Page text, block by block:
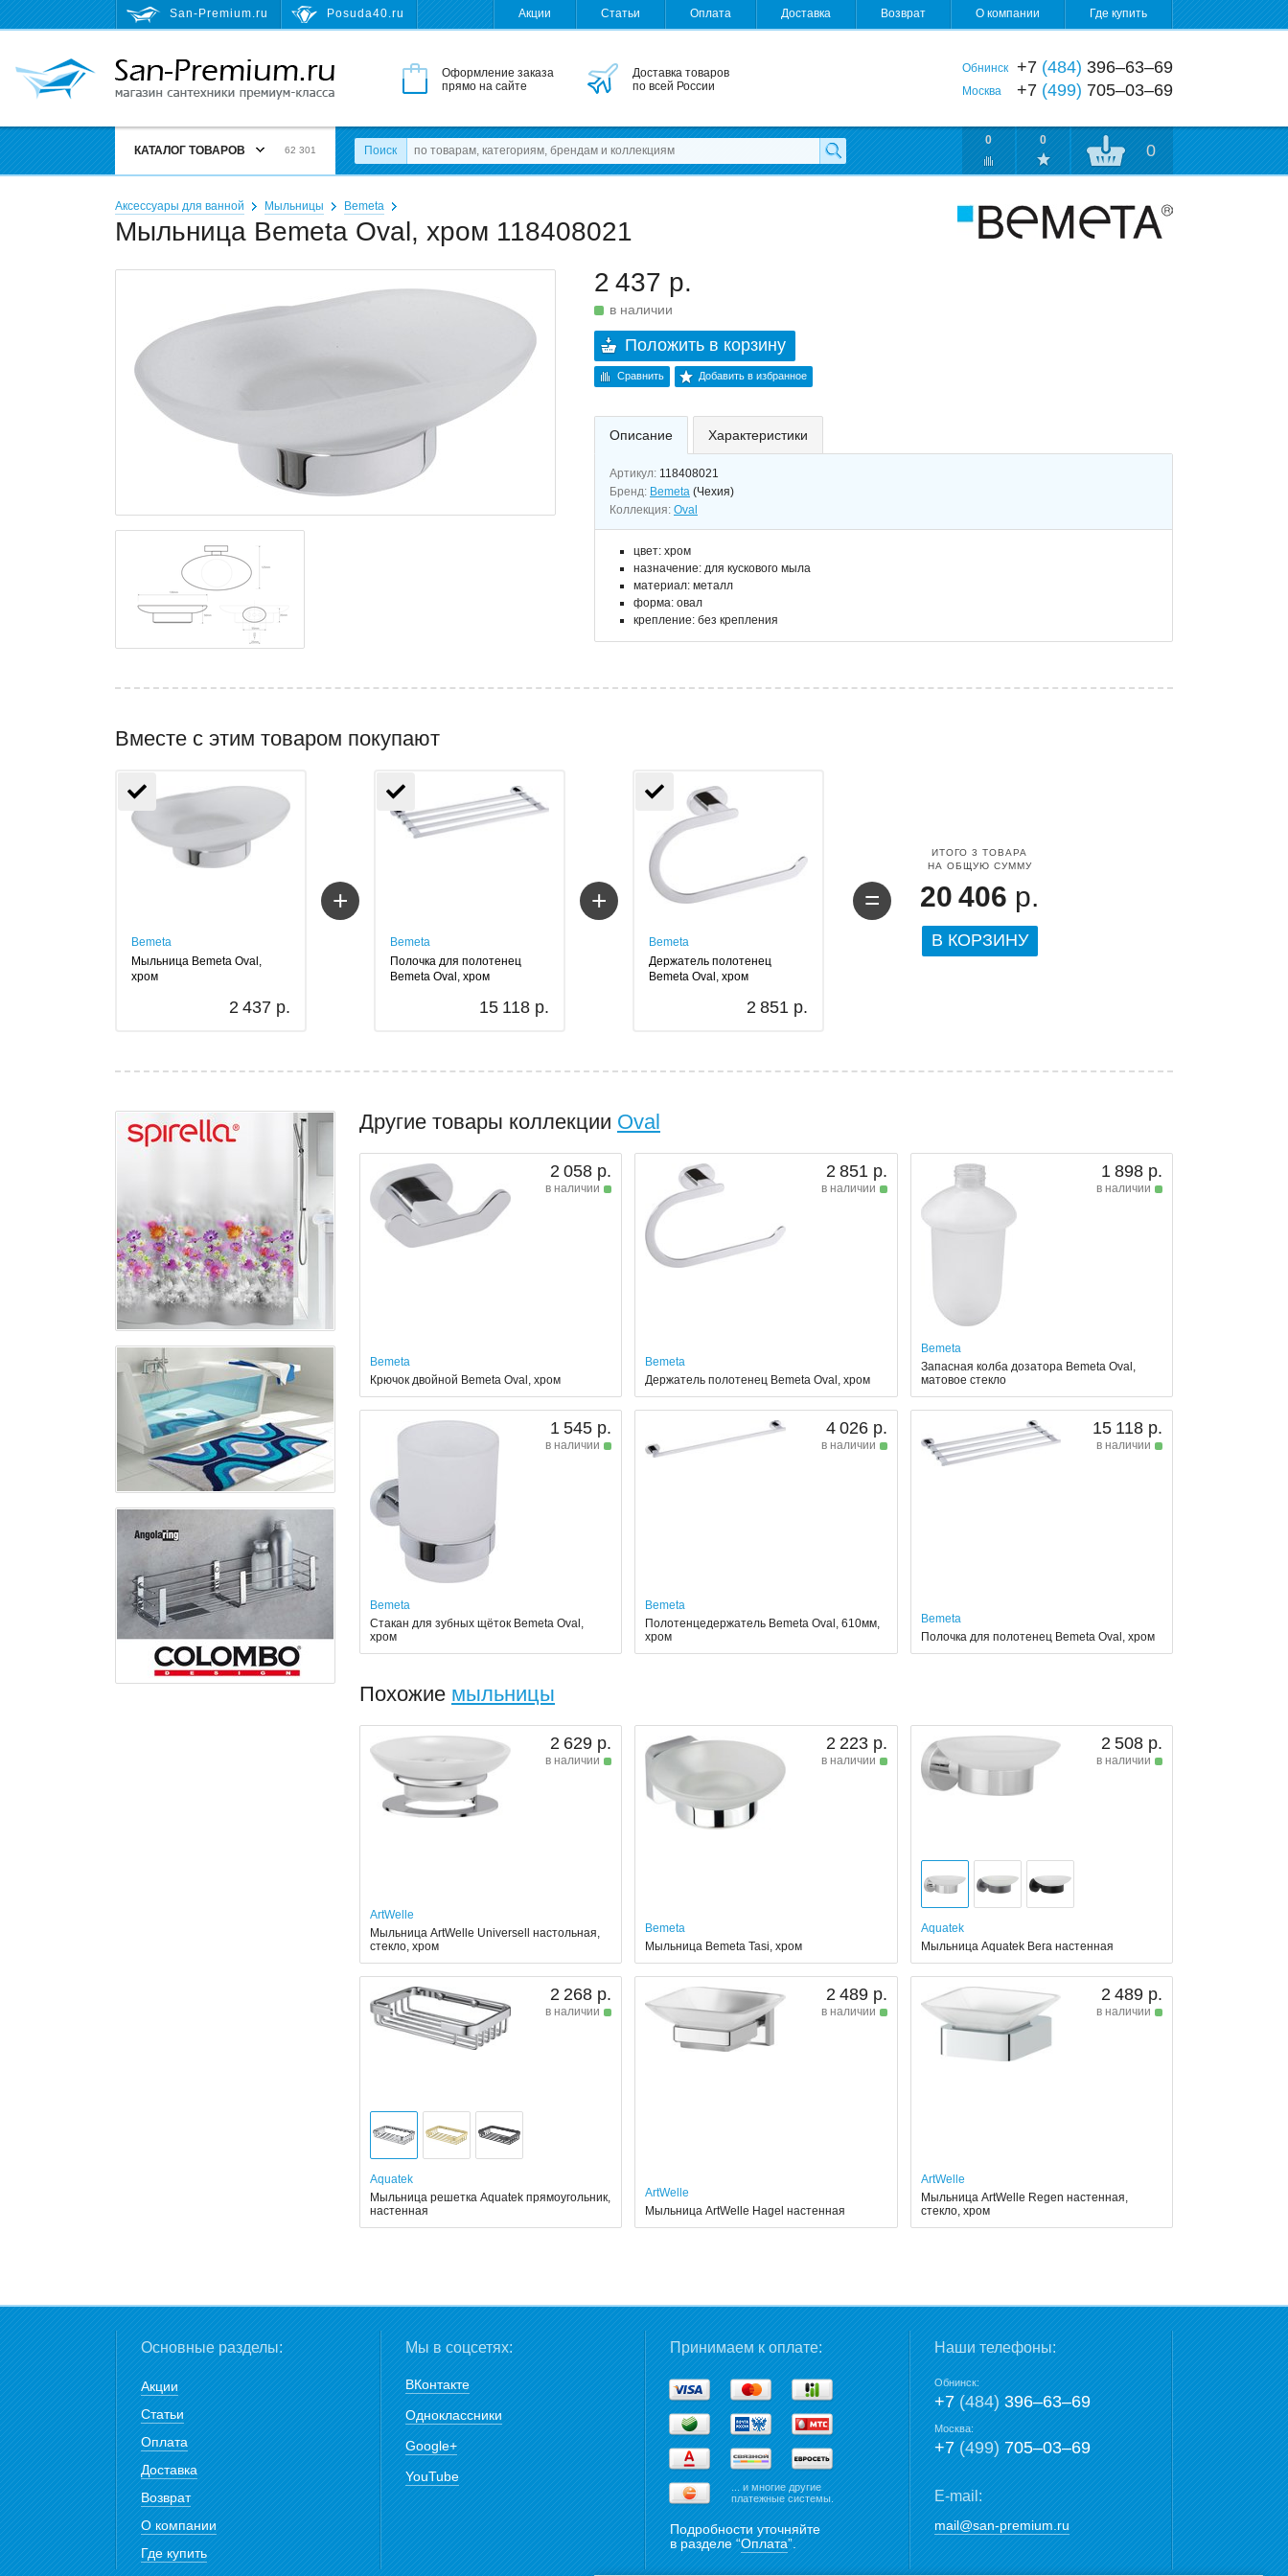
San-Premium.ru Posuda40.ru Акции Статьи Оплата Доставка Возврат О компании Где купить
Оформление заказа
прямо на сайте
Доставка товаров
по всей России
Обнинск +7 (484) 396‒63‒69
Москва +7 (499) 705‒03‒69
КАТАЛОГ ТОВАРОВ 62 301 Поиск
0 0
0
Аксессуары для ванной Мыльницы Bemeta
Мыльница Bemeta Oval, хром 118408021
2 437 р.
в наличии
Положить в корзину
Сравнить Добавить в избранное
Описание Характеристики
Артикул: 118408021
Бренд: Bemeta (Чехия)
Коллекция: Oval
цвет: хром
назначение: для кускового мыла
материал: металл
форма: овал
крепление: без крепления
Вместе с этим товаром покупают
Bemeta
Мыльница Bemeta Oval,
хром
2 437 р.
+
Bemeta
Полочка для полотенец
Bemeta Oval, хром
15 118 р.
+
Bemeta
Держатель полотенец
Bemeta Oval, хром
2 851 р.
=
ИТОГО 3 ТОВАРА
НА ОБЩУЮ СУММУ
20 406 р.
В КОРЗИНУ
Другие товары коллекции Oval
2 058 р.
в наличии
Bemeta
Крючок двойной Bemeta Oval, хром
2 851 р.
в наличии
Bemeta
Держатель полотенец Bemeta Oval, хром
1 898 р.
в наличии
Bemeta
Запасная колба дозатора Bemeta Oval,
матовое стекло
1 545 р.
в наличии
Bemeta
Стакан для зубных щёток Bemeta Oval,
хром
4 026 р.
в наличии
Bemeta
Полотенцедержатель Bemeta Oval, 610мм,
хром
15 118 р.
в наличии
Bemeta
Полочка для полотенец Bemeta Oval, хром
Похожие мыльницы
2 629 р.
в наличии
ArtWelle
Мыльница ArtWelle Universell настольная,
стекло, хром
2 223 р.
в наличии
Bemeta
Мыльница Bemeta Tasi, хром
2 508 р.
в наличии
Aquatek
Мыльница Aquatek Вега настенная
2 268 р.
в наличии
Aquatek
Мыльница решетка Aquatek прямоугольник,
настенная
2 489 р.
в наличии
ArtWelle
Мыльница ArtWelle Hagel настенная
2 489 р.
в наличии
ArtWelle
Мыльница ArtWelle Regen настенная,
стекло, хром
Основные разделы:
Акции
Статьи
Оплата
Доставка
Возврат
О компании
Где купить
Мы в соцсетях:
ВКонтакте
Одноклассники
Google+
YouTube
Принимаем к оплате:
... и многие другие
платежные системы.
Подробности уточняйте
в разделе “Оплата”.
Наши телефоны:
Обнинск:
+7(484)396‒63‒69
Москва:
+7(499)705‒03‒69
E-mail:
mail@san-premium.ru